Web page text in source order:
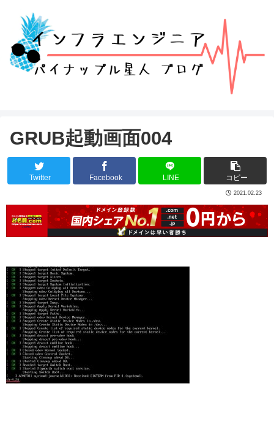
GRUB起動画面004
Twitter Facebook LINE コピー
2021.02.23